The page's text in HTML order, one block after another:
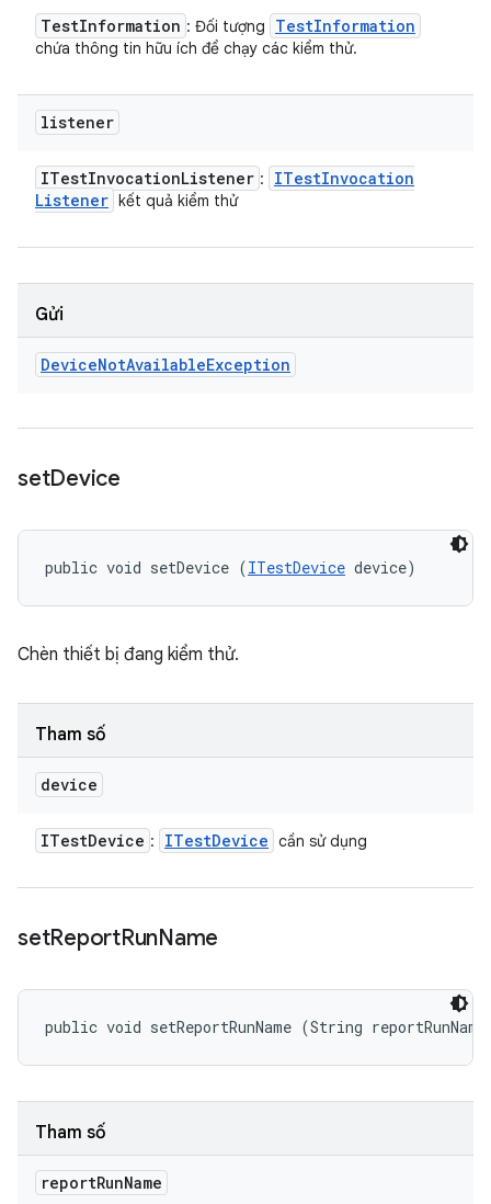
TestInformation : Đối tượng TestInformation
chứa thông tin hữu ích để chạy các kiểm thử.
listener
ITestInvocationListener : ITestInvocation
Listener kết quả kiểm thử
Gửi
DeviceNotAvailableException
setDevice
public void setDevice (ITestDevice device)
Chèn thiết bị đang kiểm thử.
Tham số
device
ITestDevice : ITestDevice cần sử dụng
setReportRunName
public void setReportRunName (String
Tham số
reportRunName